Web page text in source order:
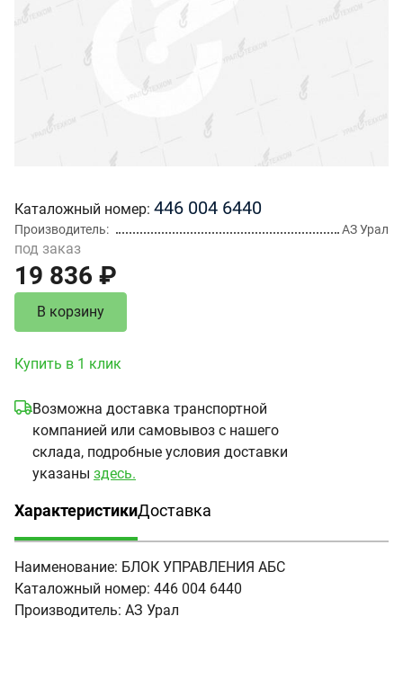
Каталожный номер 446 004 6440
Производитель АЗ Урал
под заказ
19 836 ₽
В корзину
Купить в 1 клик
Возможна доставка транспортной
компанией или самовывоз с нашего
склада, подробные условия доставки
указаны здесь.
Характеристики
(активная вкладка)
Доставка
Наименование: БЛОК УПРАВЛЕНИЯ АБС
Каталожный номер: 446 004 6440
Производитель: АЗ Урал